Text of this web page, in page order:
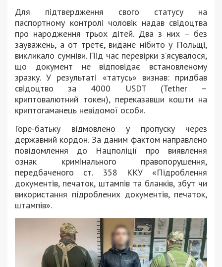
Для підтвердження свого статусу на
паспортному контролі чоловік надав свідоцтва
про народження трьох дітей. Два з них – без
зауважень, а от третє, видане нібито у Польщі,
викликало сумніви. Під час перевірки з’ясувалося,
що документ не відповідає встановленому
зразку. У результаті «татусь» визнав: придбав
свідоцтво за 4000 USDT (Tether –
криптовалютний токен), переказавши кошти на
криптогаманець невідомої особи.
Горе-батьку відмовлено у пропуску через
державний кордон. За даним фактом направлено
повідомлення до Нацполіції про виявлення
ознак кримінального правопорушення,
передбаченого ст. 358 ККУ «Підроблення
документів, печаток, штампів та бланків, збут чи
використання підроблених документів, печаток,
штампів».